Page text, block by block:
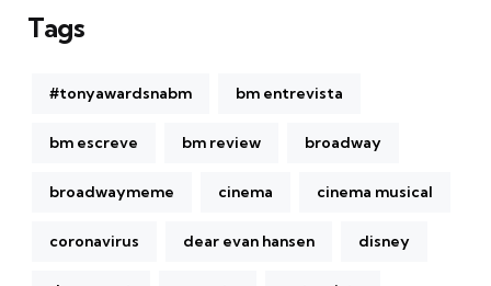
Tags
#tonyawardsnabm bm entrevista
bm escreve bm review broadway
broadwaymeme cinema cinema musical
coronavirus dear evan hansen disney